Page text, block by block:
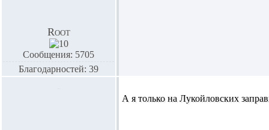
Root
Сообщения: 5705
Благодарностей: 39
А я только на Лукойловских